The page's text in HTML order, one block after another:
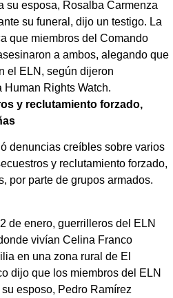
su esposa, Rosalba Carmenza
su funeral, dijo un testigo. La
que miembros del Comando
a ambos, alegando que
el ELN, según dijeron
Rights Watch.
y reclutamiento forzado,
denuncias creíbles sobre varios
y reclutamiento forzado,
por parte de grupos armados.
de enero, guerrilleros del ELN
vivían Celina Franco
en una zona rural de El
dijo que los miembros del ELN
esposo, Pedro Ramírez